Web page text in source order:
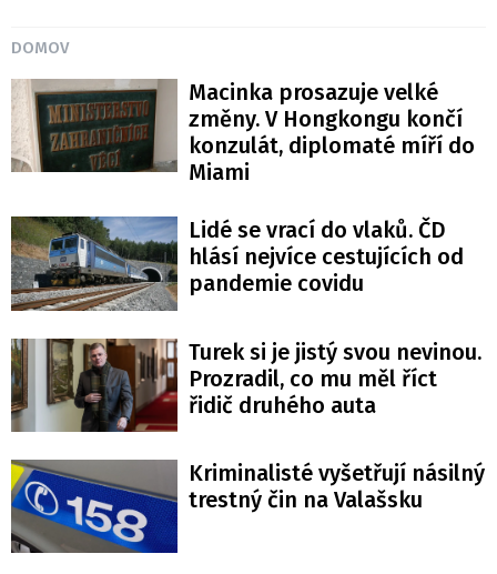
DOMOV
Macinka prosazuje velké
změny. V Hongkongu končí
konzulát, diplomaté míří do
Miami
Lidé se vrací do vlaků. ČD
hlásí nejvíce cestujících od
pandemie covidu
Turek si je jistý svou nevinou.
Prozradil, co mu měl říct
řidič druhého auta
Kriminalisté vyšetřují násilný
trestný čin na Valašsku